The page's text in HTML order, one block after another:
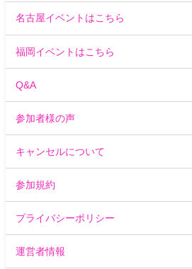
名古屋イベントはこちら
福岡イベントはこちら
Q&A
参加者様の声
キャンセルについて
参加規約
プライバシーポリシー
運営者情報